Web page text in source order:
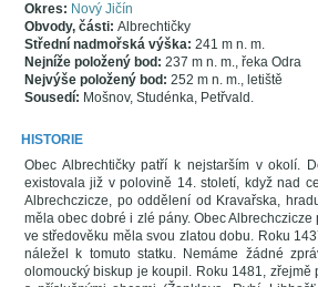
Okres: Nový Jičín
Obvody, části: Albrechtičky
Střední nadmořská výška: 241 m n. m.
Nejníže položený bod: 237 m n. m., řeka Odra
Nejvýše položený bod: 252 m n. m., letiště
Sousedí: Mošnov, Studénka, Petřvald.
HISTORIE
Obec Albrechtičky patří k nejstarším v okolí.
existovala již v polovině 14. století, když nad
Albrechczicze, po oddělení od Kravařska,
měla obec dobré i zlé pány. Obec
ve středověku měla svou zlatou dobu. Roku
náležel k tomuto statku. Nemáme žádné
olomoucký biskup je koupil. Roku 1481,